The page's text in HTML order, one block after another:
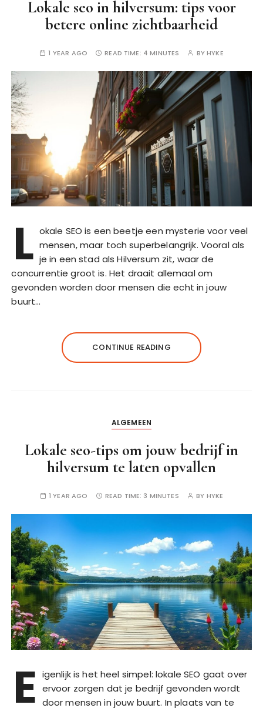
Lokale seo in hilversum: tips voor
betere online zichtbaarheid
1 YEAR AGO READ TIME: 4 MINUTES BYHYKE
L okale SEO is een beetje een mysterie voor veel
mensen, maar toch superbelangrijk. Vooral als
je in een stad als Hilversum zit, waar de
concurrentie groot is. Het draait allemaal om
gevonden worden door mensen die echt in jouw
buurt…
CONTINUE READING
ALGEMEEN
Lokale seo-tips om jouw bedrijf in
hilversum te laten opvallen
1 YEAR AGO READ TIME: 3 MINUTES BY HYKE
E igenlijk is het heel simpel: lokale SEO gaat over
ervoor zorgen dat je bedrijf gevonden wordt
door mensen in jouw buurt. In plaats van te